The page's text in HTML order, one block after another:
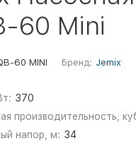
60 Mini
60 MINI Бренд: Jemix
370
производительность,
напор, м: 34